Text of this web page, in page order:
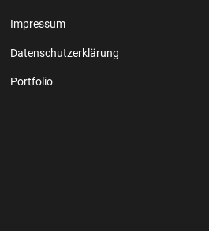
Impressum
Datenschutzerklärung
Portfolio